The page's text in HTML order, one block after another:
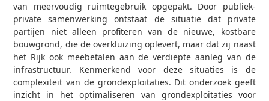
van meervoudig ruimtegebruik opgepakt. Door publiek-
private samenwerking ontstaat de situatie dat private
partijen niet alleen profiteren van de nieuwe, kostbare
bouwgrond, die de overkluizing oplevert, maar dat zij naast
het Rijk ook meebetalen aan de verdiepte aanleg van de
infrastructuur. Kenmerkend voor deze situaties is de
complexiteit van de grondexploitaties. Dit onderzoek geeft
inzicht in het optimaliseren van grondexploitaties voor